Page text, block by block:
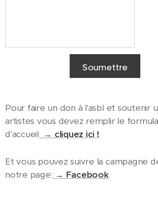
Soumettre
Pour faire un don à l'asbl et soutenir
artistes vous devez remplir le
d'accueil → cliquez ici !
Et vous pouvez suivre la campagne
notre page: → Facebook